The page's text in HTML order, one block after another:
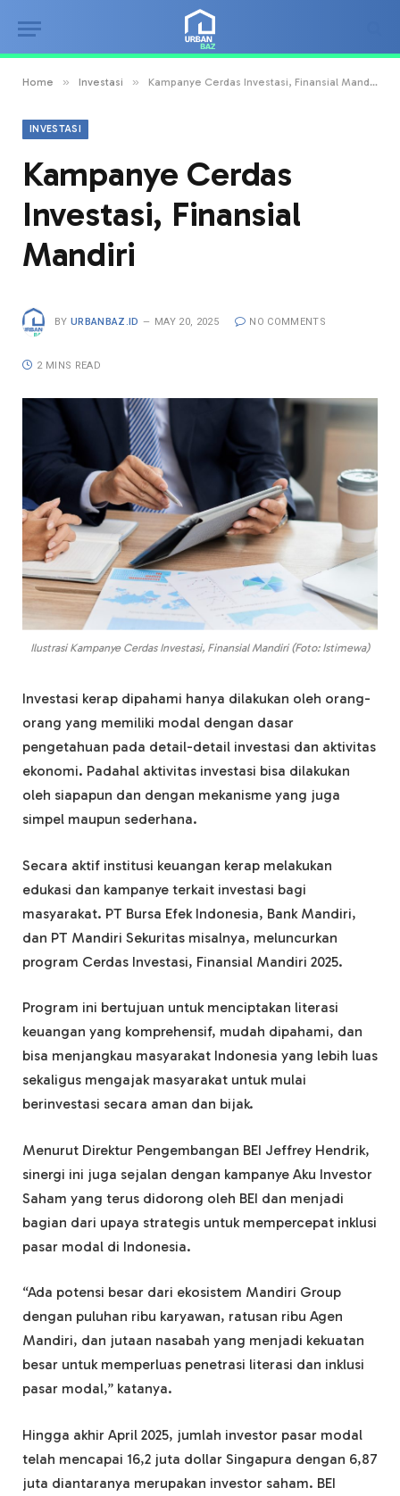
Home » Investasi » Kampanye Cerdas Investasi, Finansial Mandiri
INVESTASI
Kampanye Cerdas
Investasi, Finansial
Mandiri
BY URBANBAZ.ID MAY 20, 2025 NO COMMENTS
2 MINS READ
Ilustrasi Kampanye Cerdas Investasi, Finansial Mandiri (Foto: Istimewa)
Investasi kerap dipahami hanya dilakukan oleh orang-
orang yang memiliki modal dengan dasar
pengetahuan pada detail-detail investasi dan aktivitas
ekonomi. Padahal aktivitas investasi bisa dilakukan
oleh siapapun dan dengan mekanisme yang juga
simpel maupun sederhana.
Secara aktif institusi keuangan kerap melakukan
edukasi dan kampanye terkait investasi bagi
masyarakat. PT Bursa Efek Indonesia, Bank Mandiri,
dan PT Mandiri Sekuritas misalnya, meluncurkan
program Cerdas Investasi, Finansial Mandiri 2025.
Program ini bertujuan untuk menciptakan literasi
keuangan yang komprehensif, mudah dipahami, dan
bisa menjangkau masyarakat Indonesia yang lebih luas
sekaligus mengajak masyarakat untuk mulai
berinvestasi secara aman dan bijak.
Menurut Direktur Pengembangan BEI Jeffrey Hendrik,
sinergi ini juga sejalan dengan kampanye Aku Investor
Saham yang terus didorong oleh BEI dan menjadi
bagian dari upaya strategis untuk mempercepat inklusi
pasar modal di Indonesia.
“Ada potensi besar dari ekosistem Mandiri Group
dengan puluhan ribu karyawan, ratusan ribu Agen
Mandiri, dan jutaan nasabah yang menjadi kekuatan
besar untuk memperluas penetrasi literasi dan inklusi
pasar modal,” katanya.
Hingga akhir April 2025, jumlah investor pasar modal
telah mencapai 16,2 juta dollar Singapura dengan 6,87
juta diantaranya merupakan investor saham. BEI